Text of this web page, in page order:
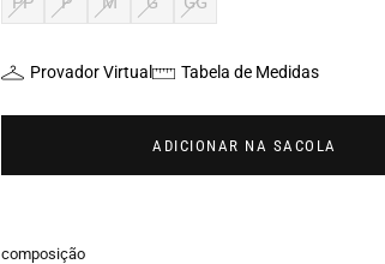
Provador Virtual Tabela de Medidas
ADICIONAR NA SACOLA
composição